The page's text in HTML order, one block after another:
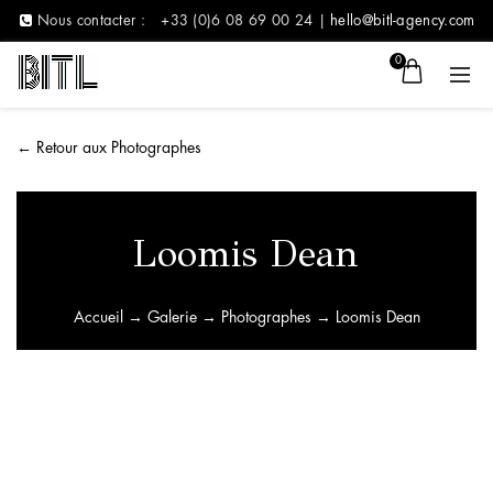
Nous contacter : +33 (0)6 08 69 00 24 | hello@bitl-agency.com
0
← Retour aux Photographes
Loomis Dean
Accueil → Galerie→ Photographes → Loomis Dean